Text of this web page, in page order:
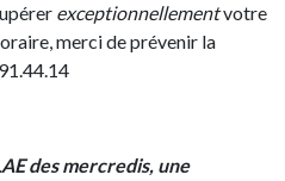
exceptionnellementvotre
merci de prévenir la
des mercredis, une